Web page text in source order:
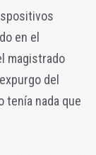
en el
magistrado
del
tenía nada que